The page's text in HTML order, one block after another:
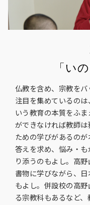
「い
仏教を含め、宗教を
注目を集めているの
いう教育の本質をふ
ができなければ教師
ための学びがあるのが
答えを求め、悩み・
り添うのもよし。高
書物に学びながら、
もよし。併設校の高
る宗教科もあるなど、